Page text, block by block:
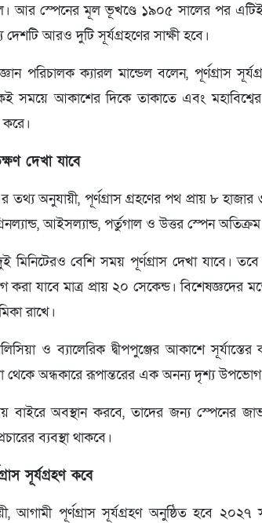
আর স্পেনের মূল ভূখণ্ডে ১৯০৫ সালের পর এটিই
দেশটি আরও দুটি সূর্যগ্রহণের সাক্ষী হবে।
পরিচালক ক্যারল মান্ডেল বলেন, পূর্ণগ্রাস
সময়ে আকাশের দিকে তাকাতে এবং
করে।
দেখা যাবে
তথ্য অনুযায়ী, পূর্ণগ্রাস গ্রহণের পথ প্রায় ৮
আইসল্যান্ড, পর্তুগাল ও উত্তর স্পেন
দুই মিনিটেরও বেশি সময় পূর্ণগ্রাস দেখা
যাবে মাত্র প্রায় ২০ সেকেন্ড। বিশেষজ্ঞদের
রাখে।
ও ব্যালেরিক দ্বীপপুঞ্জের আকাশে
অন্ধকারে রূপান্তরের এক অনন্য দৃশ্য উপভোগ
অবস্থান করবে, তাদের জন্য স্পেনের
ব্যবস্থা থাকবে।
সূর্যগ্রহণ কবে
আগামী পূর্ণগ্রাস সূর্যগ্রহণ অনুষ্ঠিত হবে